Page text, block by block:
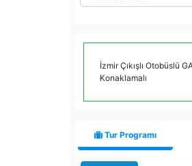
İzmir Çıkışlı Otobüslü
Konaklamalı
Tur Programı